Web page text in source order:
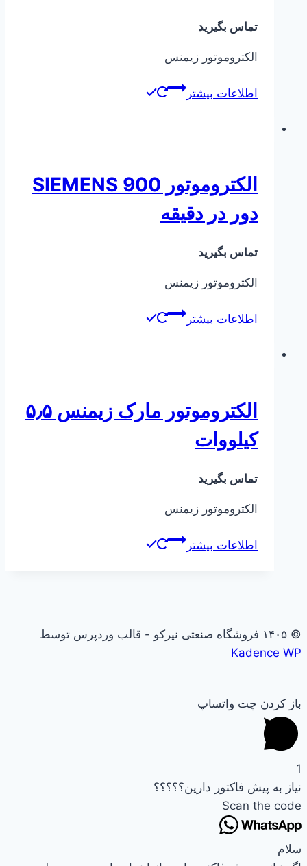
تماس بگیرید
الکتروموتور زیمنس
اطلاعات بیشتر
الکتروموتور SIEMENS 900
دور در دقیقه
تماس بگیرید
الکتروموتور زیمنس
اطلاعات بیشتر
الکتروموتور مارک زیمنس ۵٫۵
کیلووات
تماس بگیرید
الکتروموتور زیمنس
اطلاعات بیشتر
© ۱۴۰۵ فروشگاه صنعتی نیرکو - قالب وردپرس توسط
Kadence WP
باز کردن چت واتساپ
1
نیاز به پیش فاکتور دارین؟؟؟؟؟
Scan the code
سلام